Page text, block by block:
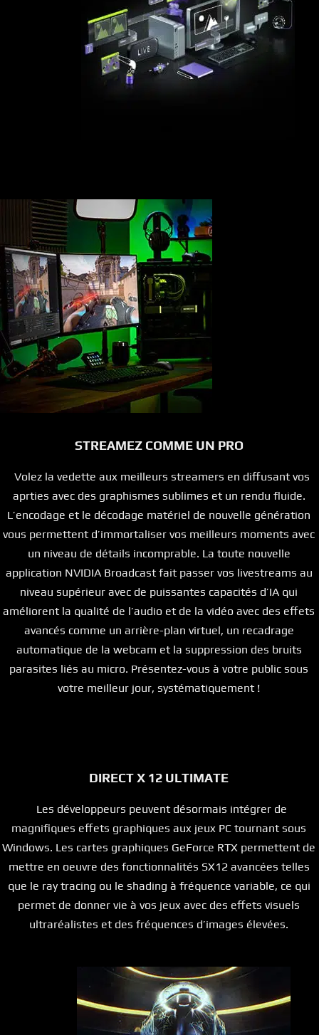
STREAMEZ COMME UN PRO
Volez la vedette aux meilleurs streamers en diffusant vos
aprties avec des graphismes sublimes et un rendu fluide.
L’encodage et le décodage matériel de nouvelle génération
vous permettent d’immortaliser vos meilleurs moments avec
un niveau de détails incomprable. La toute nouvelle
application NVIDIA Broadcast fait passer vos livestreams au
niveau supérieur avec de puissantes capacités d’IA qui
améliorent la qualité de l’audio et de la vidéo avec des effets
avancés comme un arrière-plan virtuel, un recadrage
automatique de la webcam et la suppression des bruits
parasites liés au micro. Présentez-vous à votre public sous
votre meilleur jour, systématiquement !
DIRECT X 12 ULTIMATE
Les développeurs peuvent désormais intégrer de
magnifiques effets graphiques aux jeux PC tournant sous
Windows. Les cartes graphiques GeForce RTX permettent de
mettre en oeuvre des fonctionnalités SX12 avancées telles
que le ray tracing ou le shading à fréquence variable, ce qui
permet de donner vie à vos jeux avec des effets visuels
ultraréalistes et des fréquences d’images élevées.